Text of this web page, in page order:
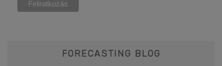
FORECASTING BLOG